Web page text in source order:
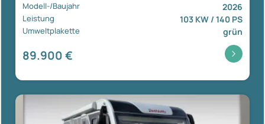
Modell-/Baujahr 2026
Leistung 103 KW / 140 PS
Umweltplakette grün
89.900 €